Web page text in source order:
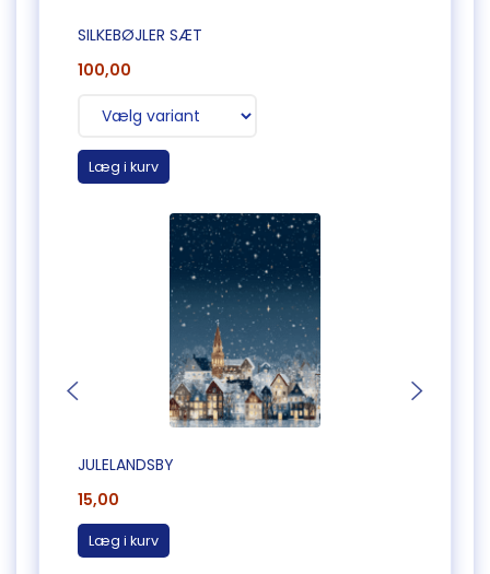
SILKEBØJLER SÆT
100,00
Læg i kurv
JULELANDSBY
15,00
Læg i kurv